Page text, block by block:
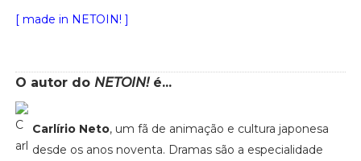
[ made in NETOIN! ]
O autor do NETOIN!é...
Carlírio Neto, um fã de animação e cultura japonesa
desde os anos noventa. Dramas são a especialidade